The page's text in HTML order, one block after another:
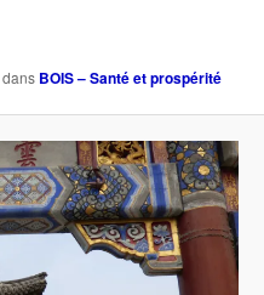
dans BOIS – Santé et prospérité